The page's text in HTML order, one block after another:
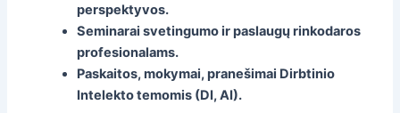
perspektyvos.
Seminarai svetingumo ir paslaugų rinkodaros
profesionalams.
Paskaitos, mokymai, pranešimai Dirbtinio
Intelekto temomis (DI, AI).